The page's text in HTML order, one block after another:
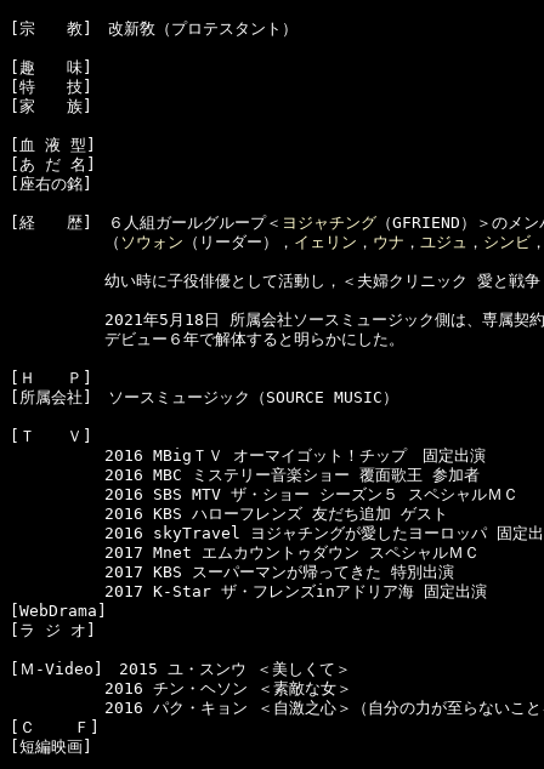
[宗　　教]　改新敎（プロテスタント）
[趣　　味]
[特　　技]
[家　　族]
[血 液 型]
[あ だ 名]
[座右の銘]
[経　　歴]　６人組ガールグループ＜ ヨジャチング （GFRIEND）＞のメ
（ ソウォン （リーダー）， イェリン ， ウナ ， ユジュ ， シンビ
幼い時に子役俳優として活動し，＜夫婦クリニック 愛と戦争＞
2021年5月18日 所属会社ソースミュージック側は、専属契約
デビュー６年で解体すると明らかにした。
[Ｈ　　Ｐ]
[所属会社]　ソースミュージック（SOURCE MUSIC）
[Ｔ　　Ｖ]
2016 MBigＴＶ オーマイゴット！チップ　固定出演
2016 MBC ミステリー音楽ショー 覆面歌王 参加者
2016 SBS MTV ザ・ショー シーズン５ スペシャルＭＣ
2016 KBS ハローフレンズ 友だち追加 ゲスト
2016 skyTravel ヨジャチングが愛したヨーロッパ 固定出
2017 Mnet エムカウントゥダウン スペシャルＭＣ
2017 KBS スーパーマンが帰ってきた 特別出演
2017 K-Star ザ・フレンズinアドリア海 固定出演
[WebDrama]
[ラ ジ オ]
[Ｍ-Video]　2015 ユ・スンウ ＜美しくて＞
2016 チン・ヘソン ＜素敵な女＞
2016 パク・キョン ＜自激之心＞（自分の力が至らないことを
[Ｃ    Ｆ]
[短編映画]